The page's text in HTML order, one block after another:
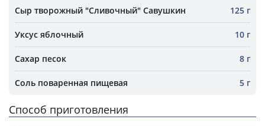
Сыр творожный "Сливочный" Савушкин 125 г
Уксус яблочный 10 г
Сахар песок 8 г
Соль поваренная пищевая 5 г
Способ приготовления